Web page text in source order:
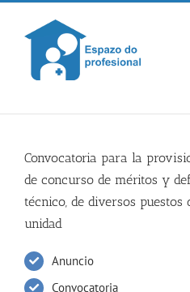
Skip
content
Convocatoria para la
de concurso de méritos y
técnico, de diversos
unidad
Anuncio
Convocatoria